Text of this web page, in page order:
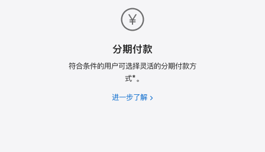
分期付款
符合条件的用户可选择灵活的分期付款方
式*。
进一步了解 分